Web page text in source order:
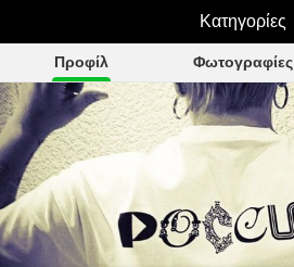
Karinka25
Προφίλ Φωτογραφίες
Κατηγορίες